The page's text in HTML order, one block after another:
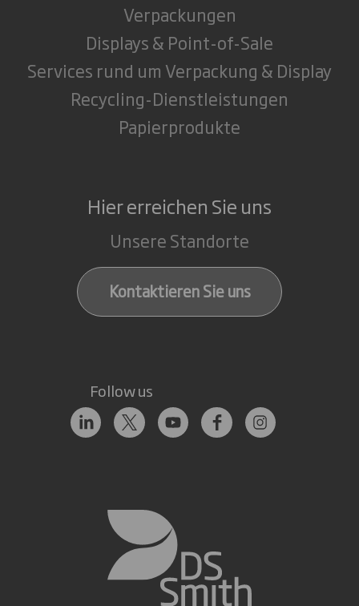
Verpackungen
Displays & Point-of-Sale
Services rund um Verpackung & Display
Recycling-Dienstleistungen
Papierprodukte
Hier erreichen Sie uns
Unsere Standorte
Kontaktieren Sie uns
Follow us